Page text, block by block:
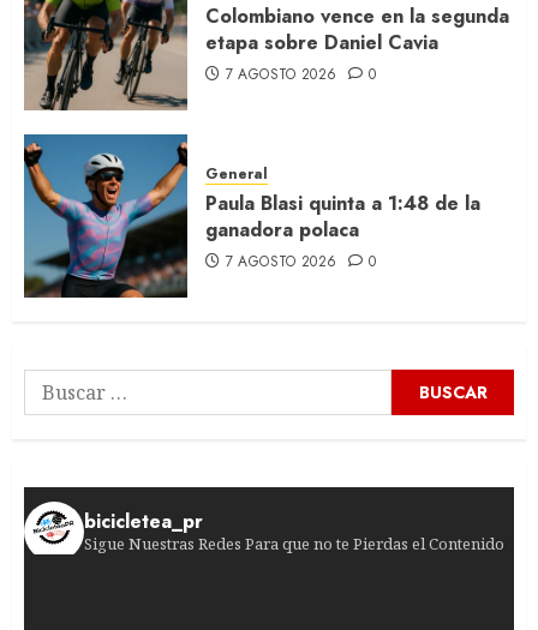
Colombiano vence en la segunda
etapa sobre Daniel Cavia
7 AGOSTO 2026 0
General
Paula Blasi quinta a 1:48 de la
ganadora polaca
7 AGOSTO 2026 0
Buscar:
bicicletea_pr
Sigue Nuestras Redes Para que no te Pierdas el Contenido